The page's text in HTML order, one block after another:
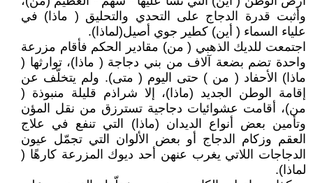
وأثبت قدرة الدجاج على التحدي والتحليق ( ماذا) في
علياء السماء ( أين) كطير جوي أصيل(لماذا).
اجتمعت للديك الذهبي ( من) مقادير الحكم فأقام مزرعة
واحدة تضم بضعة آلاف من بني دجاجة ( ماذا)، توارثها (
ماذا) الأحفاد ( من ) حتى اليوم ( متى). ولم يتخلّف عن
إقامة الوطن الجديد (ماذا)، إلا شراذم قليلة منبوذة (
من)، أقامت عشوائيات دجاجية تسترزق من نقل المؤن
وتأمين بعض أنواع الديدان (ماذا) التي تنفع في علاج
العقم وزكام الدجاج أو بعض الألوان التي تجمّل عيون
الدجاجات اللاتي يغرب عنهن أحد ديوك المزرعة كارهًا (
لماذا).